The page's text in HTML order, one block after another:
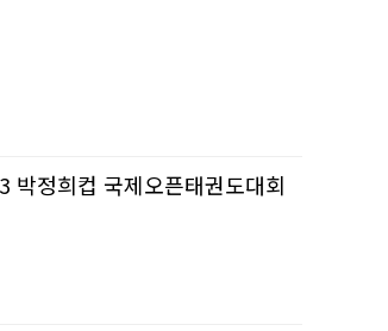
박정희컵 국제오픈태권도대회